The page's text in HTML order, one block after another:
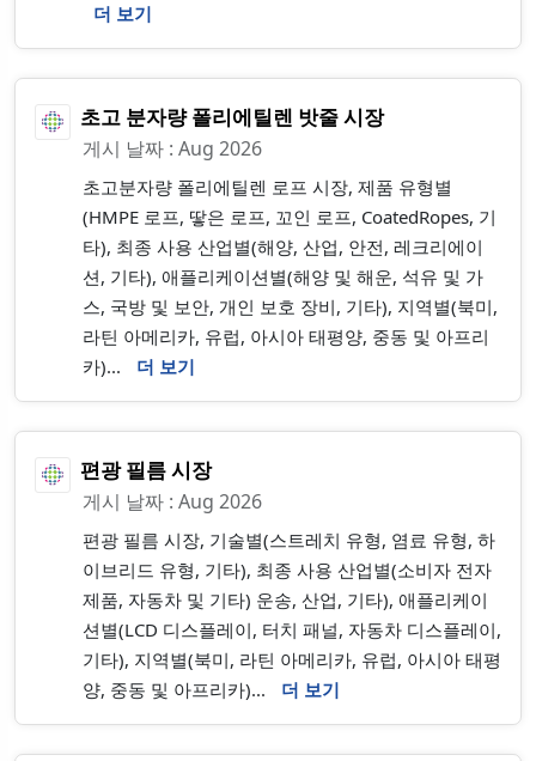
더 보기
초고 분자량 폴리에틸렌 밧줄 시장
게시 날짜 : Aug 2026
초고분자량 폴리에틸렌 로프 시장, 제품 유형별
(HMPE 로프, 땋은 로프, 꼬인 로프, CoatedRopes, 기
타), 최종 사용 산업별(해양, 산업, 안전, 레크리에이
션, 기타), 애플리케이션별(해양 및 해운, 석유 및 가
스, 국방 및 보안, 개인 보호 장비, 기타), 지역별(북미,
라틴 아메리카, 유럽, 아시아 태평양, 중동 및 아프리
카)...
더 보기
편광 필름 시장
게시 날짜 : Aug 2026
편광 필름 시장, 기술별(스트레치 유형, 염료 유형, 하
이브리드 유형, 기타), 최종 사용 산업별(소비자 전자
제품, 자동차 및 기타) 운송, 산업, 기타), 애플리케이
션별(LCD 디스플레이, 터치 패널, 자동차 디스플레이,
기타), 지역별(북미, 라틴 아메리카, 유럽, 아시아 태평
양, 중동 및 아프리카)...
더 보기